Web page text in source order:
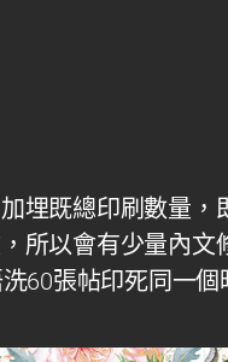
埋既總印刷數量，
所以會有少量內文
60張帖印死同一個